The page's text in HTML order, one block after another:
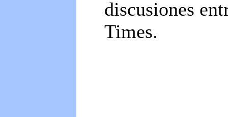
discusiones
Times.